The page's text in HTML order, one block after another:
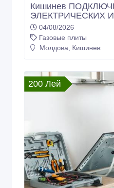
Газовые плиты
Молдова, Кишинев
200 Лей